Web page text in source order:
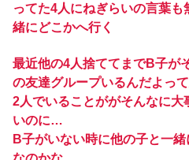
ってた4人にねぎらいの言葉
緒にどこかへ行く
最近他の4人捨ててまでB子が
の友達グループいるんだよっ
2人でいることががそんなに
いのに…
B子がいない時に他の子と一